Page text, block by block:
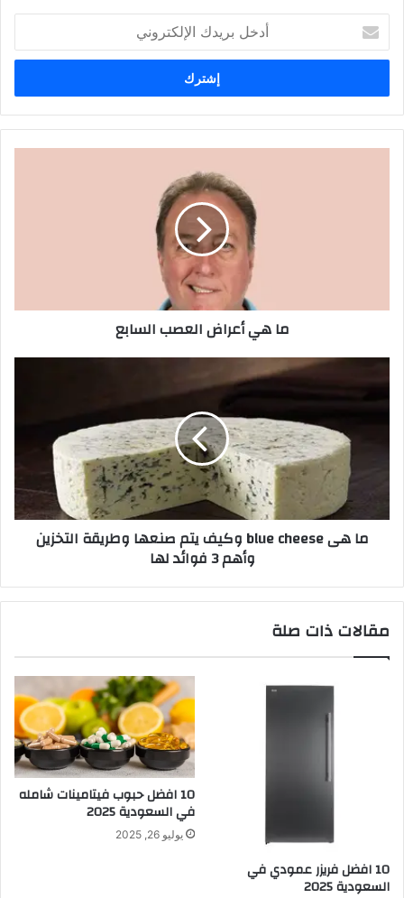
بريدك
الإلكتروني
ما هي أعراض العصب السابع
ما هى blue cheese وكيف يتم صنعها وطريقة التخزين
وأهم 3 فوائد لها
مقالات ذات صلة
10 افضل فريزر عمودي​ في
السعودية​ 2025
10 افضل حبوب فيتامينات شامله​
في السعودية 2025
يوليو 26, 2025